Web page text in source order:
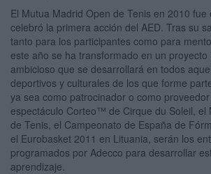
El Mutua Madrid Open de Tenis en 2010 fue
celebró la primera acción del AED. Tras su
tanto para los participantes como para
este año se ha transformado en un proyecto
ambicioso que se desarrollará en todos
deportivos y culturales de los que forme
ya sea como patrocinador o como
espectáculo Corteo™ de Cirque du Soleil, el
de Tenis, el Campeonato de España de
el Eurobasket 2011 en Lituania, serán los
programados por Adecco para desarrollar
aprendizaje.